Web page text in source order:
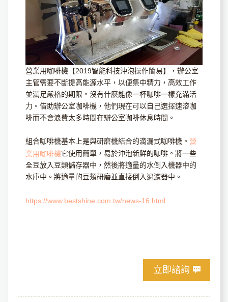
營業用咖啡機【2019智能科技沖泡操作簡易】，辦公室
主管需要不斷提高能源水平，以便集中精力，高效工作
並滿足嚴格的期限。沒有什麼能像一杯咖啡一樣充滿活
力。借助辦公室咖啡機，他們現在可以自己選擇速溶咖
啡而不會浪費太多時間在辦公室咖啡休息時間。
組合咖啡機基本上是與研磨機結合的滴漏式咖啡機。 營
業用咖啡機它使用簡單，易於沖泡新鮮的咖啡。將一些
全豆放入豆類儲存器中，然後將適量的水倒入機器中的
水庫中。將適量的豆類研磨並直接倒入過濾器中。
https://www.bestshine.com.tw/news-16.html
立即諮詢